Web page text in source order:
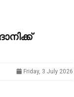
Friday, 3 July 2026